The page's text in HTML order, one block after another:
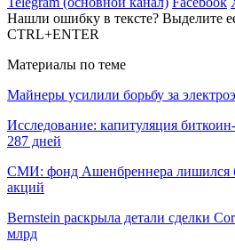
Нашли ошибку в тексте? Выделите
CTRL+ENTER
Материалы по теме
Майнеры усилили борьбу за
Исследование: капитуляция
287 дней
СМИ: фонд Ашенбреннера лишился
акций
Bernstein раскрыла детали сделки
млрд